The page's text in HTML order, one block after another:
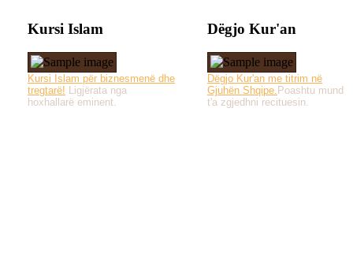
Kursi Islam
Kursi Islam për biznesmenë dhe
tregtarë! Ligjërata nga
hoxhallarë eminent.
Dëgjo Kur'an
Dëgjo Kur'an me titrim në
Gjuhën Shqipe. Poashtu mund
t'a zgjedhni recituesin.